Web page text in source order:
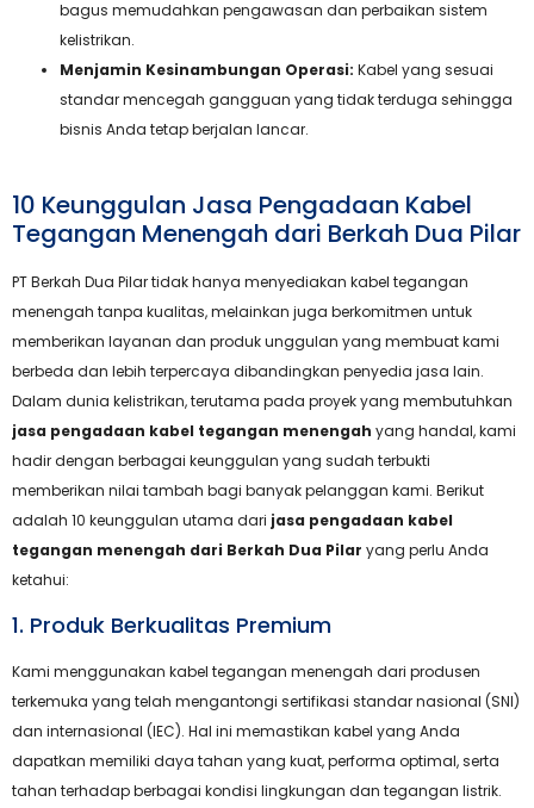
bagus memudahkan pengawasan dan perbaikan sistem
kelistrikan.
Menjamin Kesinambungan Operasi: Kabel yang sesuai
standar mencegah gangguan yang tidak terduga sehingga
bisnis Anda tetap berjalan lancar.
10 Keunggulan Jasa Pengadaan Kabel
Tegangan Menengah dari Berkah Dua Pilar
PT Berkah Dua Pilar tidak hanya menyediakan kabel tegangan
menengah tanpa kualitas, melainkan juga berkomitmen untuk
memberikan layanan dan produk unggulan yang membuat kami
berbeda dan lebih terpercaya dibandingkan penyedia jasa lain.
Dalam dunia kelistrikan, terutama pada proyek yang membutuhkan
jasa pengadaan kabel tegangan menengah yang handal, kami
hadir dengan berbagai keunggulan yang sudah terbukti
memberikan nilai tambah bagi banyak pelanggan kami. Berikut
adalah 10 keunggulan utama dari jasa pengadaan kabel
tegangan menengah dari Berkah Dua Pilar yang perlu Anda
ketahui:
1. Produk Berkualitas Premium
Kami menggunakan kabel tegangan menengah dari produsen
terkemuka yang telah mengantongi sertifikasi standar nasional (SNI)
dan internasional (IEC). Hal ini memastikan kabel yang Anda
dapatkan memiliki daya tahan yang kuat, performa optimal, serta
tahan terhadap berbagai kondisi lingkungan dan tegangan listrik.